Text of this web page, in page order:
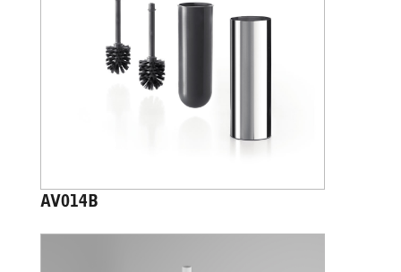
AV014B